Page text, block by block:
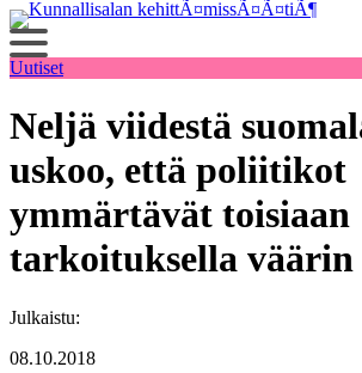
Siirry
sisältöön
Uutiset
Neljä viidestä
uskoo, että poliitikot
ymmärtävät toisiaan
tarkoituksella väärin
Julkaistu:
08.10.2018